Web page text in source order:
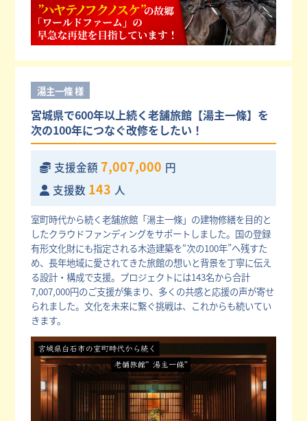
湯主一條 様
宮城県で600年以上続く老舗旅館【湯主一條】を
次の100年につなぐ改修をしたい！
支援金額 7,007,000 円
支援数 143 人
室町時代から続く老舗旅館「湯主一條」の建物修繕を目的と
したクラウドファンディングをサポートしました。国の登録
有形文化財にも指定される木造建築を“次の100年”へ残すた
め、長年地域に愛されてきた旅館の想いと背景を丁寧に伝え
る設計・構成で支援。プロジェクトには143名から合計
7,007,000円のご支援が集まり、多くの共感と応援の声が寄せ
られました。文化を未来に繋ぐ挑戦は、これからも続いてい
きます。